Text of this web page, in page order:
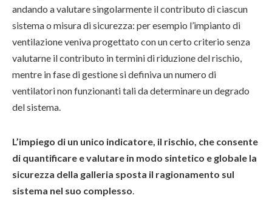
andando a valutare singolarmente il contributo di ciascun
sistema o misura di sicurezza: per esempio l’impianto di
ventilazione veniva progettato con un certo criterio senza
valutarne il contributo in termini di riduzione del rischio,
mentre in fase di gestione si definiva un numero di
ventilatori non funzionanti tali da determinare un degrado
del sistema.
L’impiego di un unico indicatore, il rischio, che consente
di quantificare e valutare in modo sintetico e globale la
sicurezza della galleria sposta il ragionamento sul
sistema nel suo complesso